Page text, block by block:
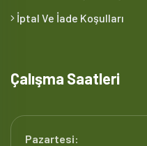
İptal Ve İade Koşulları
Çalışma Saatleri
Pazartesi: